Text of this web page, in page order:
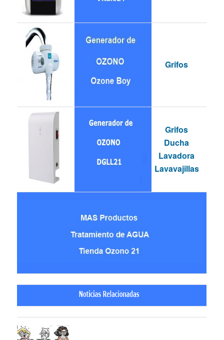
Grifos
Grifos
Ducha
Lavadora
Lavavajillas